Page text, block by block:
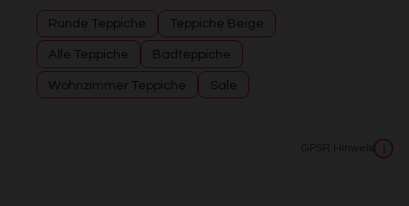
Runde Teppiche Teppiche Beige
Alle Teppiche Badteppiche
Wohnzimmer Teppiche Sale
GPSR Hinweis i